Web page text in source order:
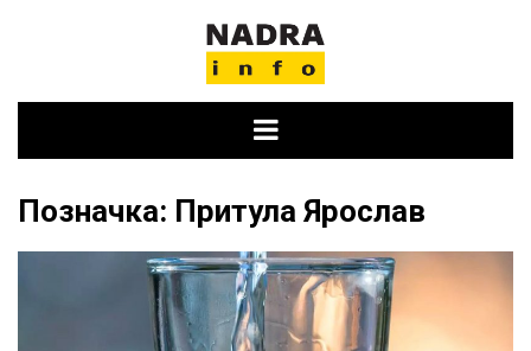
Позначка: Притула Ярослав